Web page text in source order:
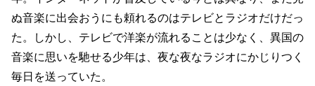
ぬ音楽に出会おうにも頼れるのはテレビとラジオだけだっ
た。しかし、テレビで洋楽が流れることは少なく、異国の
音楽に思いを馳せる少年は、夜な夜なラジオにかじりつく
毎日を送っていた。